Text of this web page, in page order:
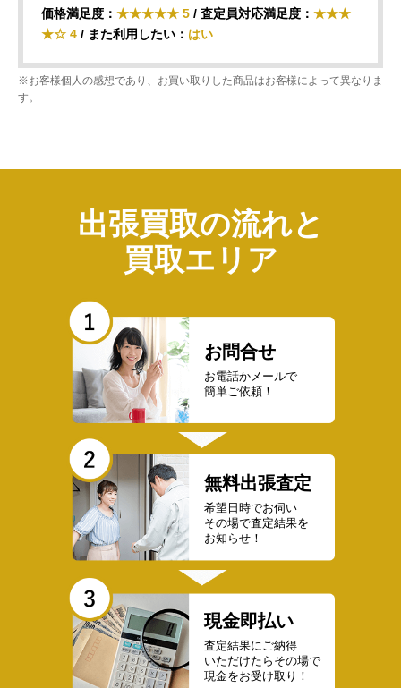
価格満足度： ★★★★★ 5 / 査定員対応満足度： ★★★
★☆ 4 / また利用したい： はい
※お客様個人の感想であり、お買い取りした商品はお客様によって異なりま
す。
出張買取の流れと
買取エリア
お問合せ
お電話かメールで
簡単ご依頼！
無料出張査定
希望日時でお伺い
その場で査定結果を
お知らせ！
現金即払い
査定結果にご納得
いただけたらその場で
現金をお受け取り！